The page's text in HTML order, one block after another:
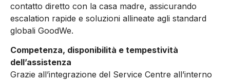
contatto diretto con la casa madre, assicurando
escalation rapide e soluzioni allineate agli standard
globali GoodWe.
Competenza, disponibilità e tempestività
dell’assistenza
Grazie all’integrazione del Service Centre all’interno